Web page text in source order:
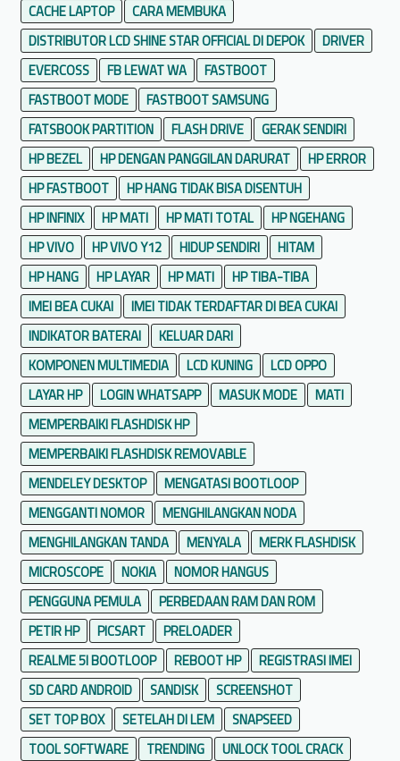
CACHE LAPTOP
CARA MEMBUKA
DISTRIBUTOR LCD SHINE STAR OFFICIAL DI DEPOK
DRIVER
EVERCOSS
FB LEWAT WA
FASTBOOT
FASTBOOT MODE
FASTBOOT SAMSUNG
FATSBOOK PARTITION
FLASH DRIVE
GERAK SENDIRI
HP BEZEL
HP DENGAN PANGGILAN DARURAT
HP ERROR
HP FASTBOOT
HP HANG TIDAK BISA DISENTUH
HP INFINIX
HP MATI HP MATI TOTAL
HP NGEHANG
HP VIVO
HP VIVO Y12 HIDUP SENDIRI
HITAM
HP HANG
HP LAYAR HP MATI
HP TIBA-TIBA
IMEI BEA CUKAI
IMEI TIDAK TERDAFTAR DI BEA CUKAI
INDIKATOR BATERAI
KELUAR DARI
KOMPONEN MULTIMEDIA
LCD KUNING
LCD OPPO
LAYAR HP
LOGIN WHATSAPP MASUK MODE
MATI
MEMPERBAIKI FLASHDISK HP
MEMPERBAIKI FLASHDISK REMOVABLE
MENDELEY DESKTOP
MENGATASI BOOTLOOP
MENGGANTI NOMOR
MENGHILANGKAN NODA
MENGHILANGKAN TANDA
MENYALA
MERK FLASHDISK
MICROSCOPE
NOKIA
NOMOR HANGUS
PENGGUNA PEMULA
PERBEDAAN RAM DAN ROM
PETIR HP
PICSART
PRELOADER
REALME 5I BOOTLOOP
REBOOT HP
REGISTRASI IMEI
SD CARD ANDROID
SANDISK
SCREENSHOT
SET TOP BOX
SETELAH DI LEM
SNAPSEED
TOOL SOFTWARE
TRENDING
UNLOCK TOOL CRACK